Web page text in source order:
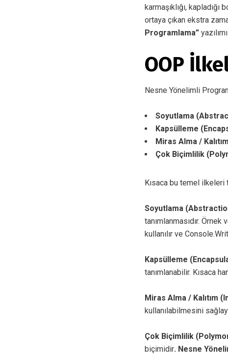
karmaşıklığı,
ortaya çıkan ekstra
Programlama”
OOP
Nesne Yönelimli
Soyutlama
Kapsülleme
Miras Alma /
Çok Biçimlilik
Kısaca bu temel ilkeleri
Soyutlama
tanımlanmasıdır.
kullanılır ve
Kapsülleme
tanımlanabilir. Kısaca
Miras Alma / Kalıtım
kullanılabilmesini
Çok Biçimlilik
biçimidir. Nesne